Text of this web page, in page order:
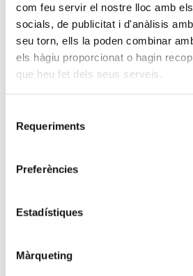
com feu servir el nostre lloc amb
socials, de publicitat i d'anàlisis
seu torn, ells la poden combinar
els hàgiu proporcionat o hagin
que heu fet dels seus serveis.
Requeriments
Preferències
Estadístiques
Màrqueting
Seguim treballant en treure el
les nostres pistes de Pàdel i
Estem organitzant desde
Americanes Express, passant